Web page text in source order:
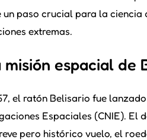
un paso crucial para la
extremas.
espacial de
el ratón Belisario fue
Espaciales (CNIE). El
pero histórico vuelo, el